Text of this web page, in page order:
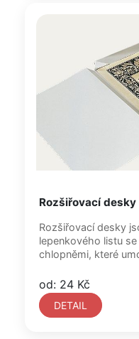
Rozšiřovací
Rozšiřovací desky
lepenkového listu
chlopněmi, které
od: 24 Kč
DETAIL